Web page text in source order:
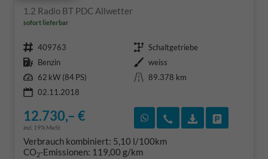
1.2 Radio BT PDC Allwetter
sofort lieferbar
Fahrzeugnr. 409763 Getriebe Schaltgetriebe
Kraftstoff Benzin Außenfarbe weiss
Leistung 62 kW (84 PS) Kilometerstand
89.378 km
02.11.2018
12.730,– €
incl. 19% MwSt.
Rückruf vereinbaren
Wir rufen Sie an
Verbrauch kombiniert: 5,10 l/100km
CO2-Emissionen: 119,00 g/km